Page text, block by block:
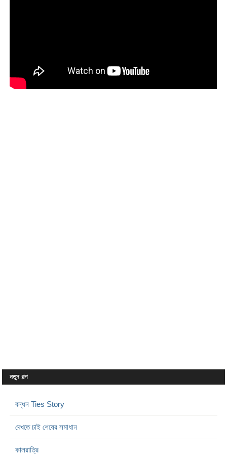
নতুন গল্প
বন্ধন Ties Story
দেখতে চাই শেষের সমাধান
কালরাত্রি